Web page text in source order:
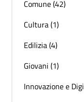
Comune (42)
Cultura (1)
Edilizia (4)
Giovani (1)
Innovazione e